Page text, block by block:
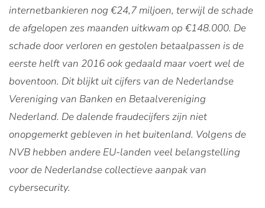
internetbankieren nog €24,7 miljoen, terwijl de schade
de afgelopen zes maanden uitkwam op €148.000. De
schade door verloren en gestolen betaalpassen is de
eerste helft van 2016 ook gedaald maar voert wel de
boventoon. Dit blijkt uit cijfers van de Nederlandse
Vereniging van Banken en Betaalvereniging
Nederland. De dalende fraudecijfers zijn niet
onopgemerkt gebleven in het buitenland. Volgens de
NVB hebben andere EU-landen veel belangstelling
voor de Nederlandse collectieve aanpak van
cybersecurity.